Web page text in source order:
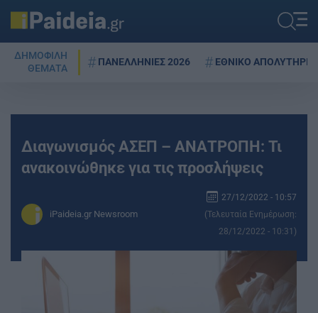
ΔΗΜΟΦΙΛΗ
ΘΕΜΑΤΑ
ΠΑΝΕΛΛΗΝΙΕΣ 2026 ΕΘΝΙΚΟ ΑΠΟΛΥΤΗΡΙΟ
Διαγωνισμός ΑΣΕΠ – ΑΝΑΤΡΟΠΗ: Τι
ανακοινώθηκε για τις προσλήψεις
iPaideia.gr Newsroom
27/12/2022 - 10:57
(Τελευταία Ενημέρωση:
28/12/2022 - 10:31)